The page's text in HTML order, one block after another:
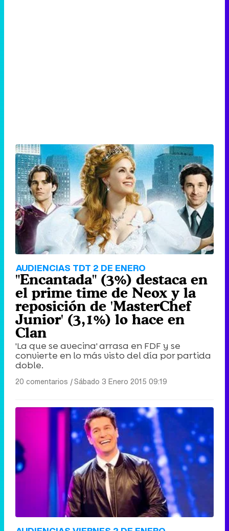
AUDIENCIAS TDT 2 DE ENERO
"Encantada" (3%) destaca en
el prime time de Neox y la
reposición de 'MasterChef
Junior' (3,1%) lo hace en
Clan
'La que se avecina' arrasa en FDF y se
convierte en lo más visto del día por partida
doble.
20 comentarios |Sábado 3 Enero 2015 09:19